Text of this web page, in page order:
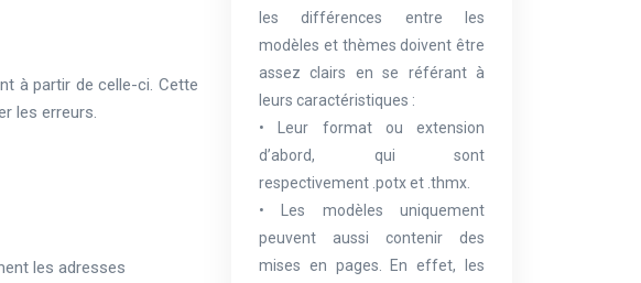
à partir de celle-ci. Cette
les erreurs.
les adresses
les différences entre les
modèles et thèmes doivent être
assez clairs en se référant à
leurs caractéristiques :
• Leur format ou extension
d’abord, qui sont
respectivement .potx et .thmx.
• Les modèles uniquement
peuvent aussi contenir des
mises en pages. En effet, les